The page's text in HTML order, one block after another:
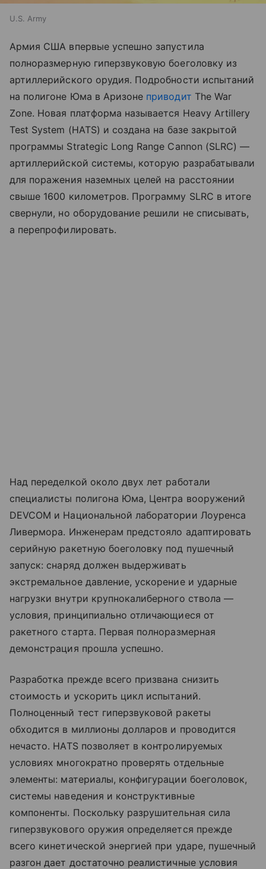
U.S. Army
Армия США впервые успешно запустила
полноразмерную гиперзвуковую боеголовку из
артиллерийского орудия. Подробности испытаний
на полигоне Юма в Аризоне приводит The War
Zone. Новая платформа называется Heavy Artillery
Test System (HATS) и создана на базе закрытой
программы Strategic Long Range Cannon (SLRC) —
артиллерийской системы, которую разрабатывали
для поражения наземных целей на расстоянии
свыше 1600 километров. Программу SLRC в итоге
свернули, но оборудование решили не списывать,
а перепрофилировать.
Над переделкой около двух лет работали
специалисты полигона Юма, Центра вооружений
DEVCOM и Национальной лаборатории Лоуренса
Ливермора. Инженерам предстояло адаптировать
серийную ракетную боеголовку под пушечный
запуск: снаряд должен выдерживать
экстремальное давление, ускорение и ударные
нагрузки внутри крупнокалиберного ствола —
условия, принципиально отличающиеся от
ракетного старта. Первая полноразмерная
демонстрация прошла успешно.
Разработка прежде всего призвана снизить
стоимость и ускорить цикл испытаний.
Полноценный тест гиперзвуковой ракеты
обходится в миллионы долларов и проводится
нечасто. HATS позволяет в контролируемых
условиях многократно проверять отдельные
элементы: материалы, конфигурации боеголовок,
системы наведения и конструктивные
компоненты. Поскольку разрушительная сила
гиперзвукового оружия определяется прежде
всего кинетической энергией при ударе, пушечный
разгон дает достаточно реалистичные условия